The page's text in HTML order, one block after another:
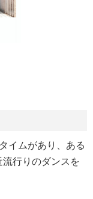
イムがあり、ある
行りのダンスを